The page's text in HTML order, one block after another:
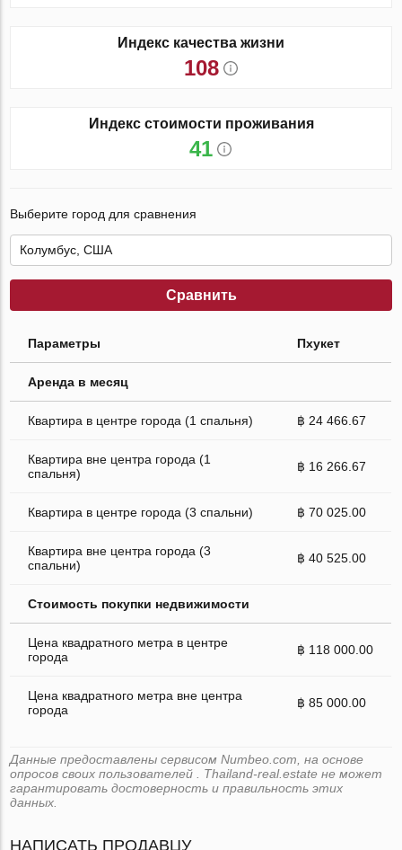
Индекс качества жизни
108
Индекс стоимости проживания
41
Выберите город для сравнения
Сравнить
Параметры Пхукет
Аренда в месяц
Квартира в центре города (1 спальня) ฿ 24 466.67
Квартира вне центра города (1
спальня)
฿ 16 266.67
Квартира в центре города (3 спальни) ฿ 70 025.00
Квартира вне центра города (3
спальни)
฿ 40 525.00
Стоимость покупки недвижимости
Цена квадратного метра в центре
города
฿ 118 000.00
Цена квадратного метра вне центра
города
฿ 85 000.00
Данные предоставлены сервисом Numbeo.com, на основе
опросов своих пользователей . Thailand-real.estate не может
гарантировать достоверность и правильность этих
данных.
НАПИСАТЬ ПРОДАВЦУ